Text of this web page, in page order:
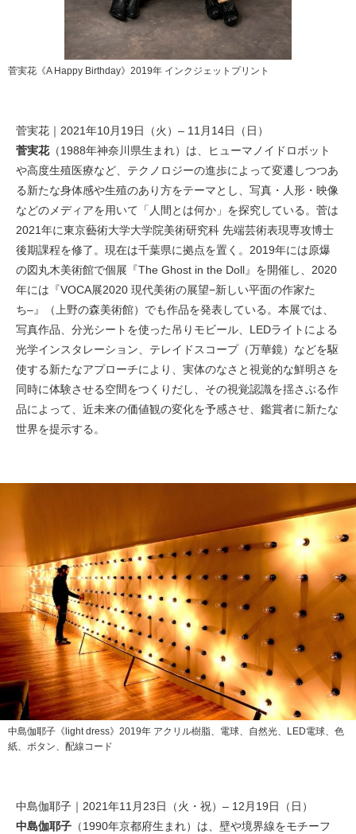
菅実花《A Happy Birthday》2019年 インクジェットプリント
菅実花｜2021年10月19日（火）– 11月14日（日）
菅実花（1988年神奈川県生まれ）は、ヒューマノイドロボット
や高度生殖医療など、テクノロジーの進歩によって変遷しつつあ
る新たな身体感や生殖のあり方をテーマとし、写真・人形・映像
などのメディアを用いて「人間とは何か」を探究している。菅は
2021年に東京藝術大学大学院美術研究科 先端芸術表現専攻博士
後期課程を修了。現在は千葉県に拠点を置く。2019年には原爆
の図丸木美術館で個展『The Ghost in the Doll』を開催し、2020
年には『VOCA展2020 現代美術の展望−新しい平面の作家た
ち–』（上野の森美術館）でも作品を発表している。本展では、
写真作品、分光シートを使った吊りモビール、LEDライトによる
光学インスタレーション、テレイドスコープ（万華鏡）などを駆
使する新たなアプローチにより、実体のなさと視覚的な鮮明さを
同時に体験させる空間をつくりだし、その視覚認識を揺さぶる作
品によって、近未来の価値観の変化を予感させ、鑑賞者に新たな
世界を提示する。
中島伽耶子《light dress》2019年 アクリル樹脂、電球、自然光、LED電球、色
紙、ボタン、配線コード
中島伽耶子｜2021年11月23日（火・祝）– 12月19日（日）
中島伽耶子 （1990年京都府生まれ）は、壁や境界線をモチーフ